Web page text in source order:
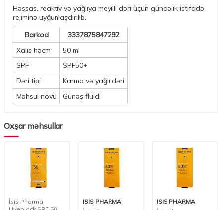
Həssas, reaktiv və yağlıya meyilli dəri üçün gündəlik istifadə
rejiminə uyğunlaşdırılıb.
Barkod
3337875847292
Xalis həcm
50 ml
SPF
SPF50+
Dəri tipi
Karma və yağlı dəri
Məhsul növü
Günəş fluidi
Oxşar məhsullar
İsis Pharma
ISIS PHARMA
ISIS PHARMA